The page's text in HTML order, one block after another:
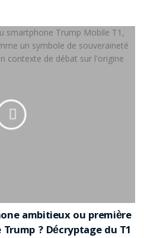
ambitieux ou première
? Décryptage du T1